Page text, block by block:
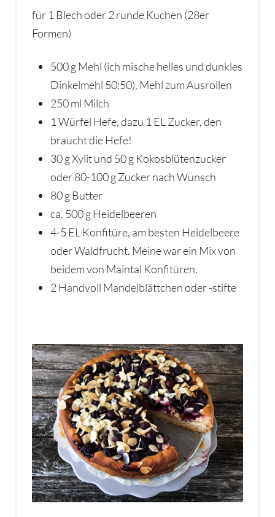
für 1 Blech oder 2 runde Kuchen (28er
Formen)
500 g Mehl (ich mische helles und dunkles
Dinkelmehl 50:50), Mehl zum Ausrollen
250 ml Milch
1 Würfel Hefe, dazu 1 EL Zucker, den
braucht die Hefe!
30 g Xylit und 50 g Kokosblütenzucker
oder 80-100 g Zucker nach Wunsch
80 g Butter
ca. 500 g Heidelbeeren
4-5 EL Konfitüre, am besten Heidelbeere
oder Waldfrucht. Meine war ein Mix von
beidem von Maintal Konfitüren.
2 Handvoll Mandelblättchen oder -stifte